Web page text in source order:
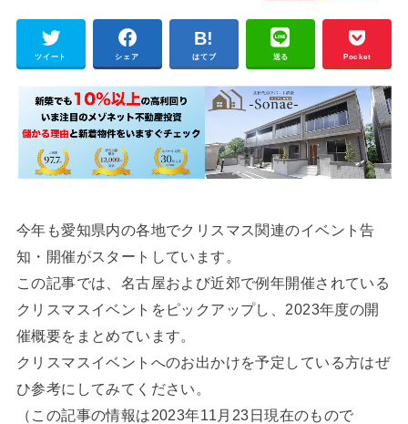
ツイート シェア はてブ 送る Pocket
今年も愛知県内の各地でクリスマス関連のイベント告
知・開催がスタートしています。
この記事では、名古屋および近郊で例年開催されている
クリスマスイベントをピックアップし、2023年度の開
催概要をまとめています。
クリスマスイベントへのお出かけを予定している方はぜ
ひ参考にしてみてください。
（この記事の情報は2023年11月23日現在のもので